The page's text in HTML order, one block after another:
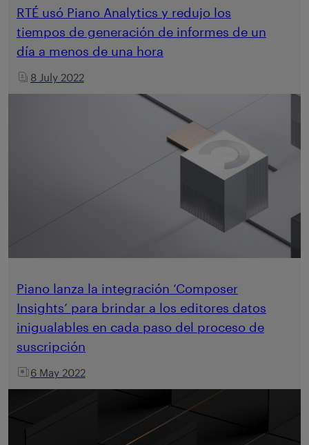
RTÉ usó Piano Analytics y redujo los
tiempos de generación de informes de un
día a menos de una hora
8 July 2022
Piano lanza la integración ‘Composer
Insights’ para brindar a los editores datos
inigualables en cada paso del proceso de
suscripción
6 May 2022